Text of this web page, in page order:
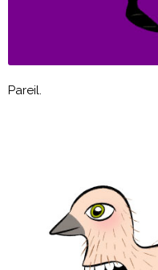
Pareil.